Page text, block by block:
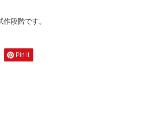
段階です。
Pin it